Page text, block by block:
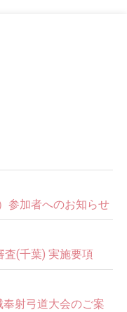
参加者へのお知らせ
査(千葉) 実施要項
射弓道大会のご案